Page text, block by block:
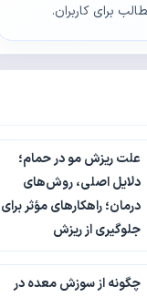
برای کاربران.
علت ریزش مو در حمام؛
دلایل اصلی، روش‌های
درمان؛ راهکارهای مؤثر برای
جلوگیری از ریزش
چگونه از سوزش معده در